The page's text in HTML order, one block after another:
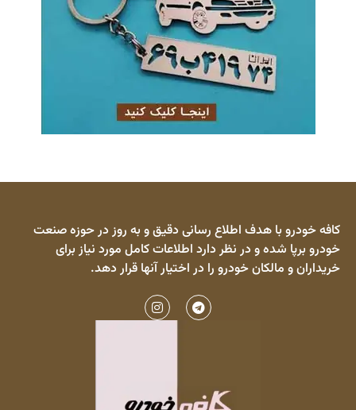
کافه خودرو با هدف اطلاع رسانی دقیق و به روز در حوزه صنعت
خودرو برپا شده و در نظر دارد اطلاعات کامل مورد نیاز برای
خریداران و مالکان خودرو را در اختیار آنها قرار دهد.